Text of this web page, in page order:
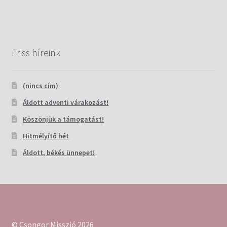
Friss híreink
(nincs cím)
Áldott adventi várakozást!
Köszönjük a támogatást!
Hitmélyítő hét
Áldott, békés ünnepet!
© Csongor Misszió 2026